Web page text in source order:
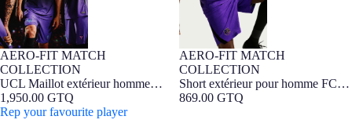
NOUVEAUTÉ
Édition Joueur
AERO-FIT MATCH
COLLECTION
UCL Maillot extérieur homme
26/27 FC Barcelona x Kobe
Bryant - Édition Joueur
1,950.00 GTQ
Rep your favourite player
NOUVEAUTÉ
Édition Joueur
AERO-FIT MATCH
COLLECTION
Short extérieur pour homme FC
Barcelona x Kobe Bryant -
869.00 GTQ